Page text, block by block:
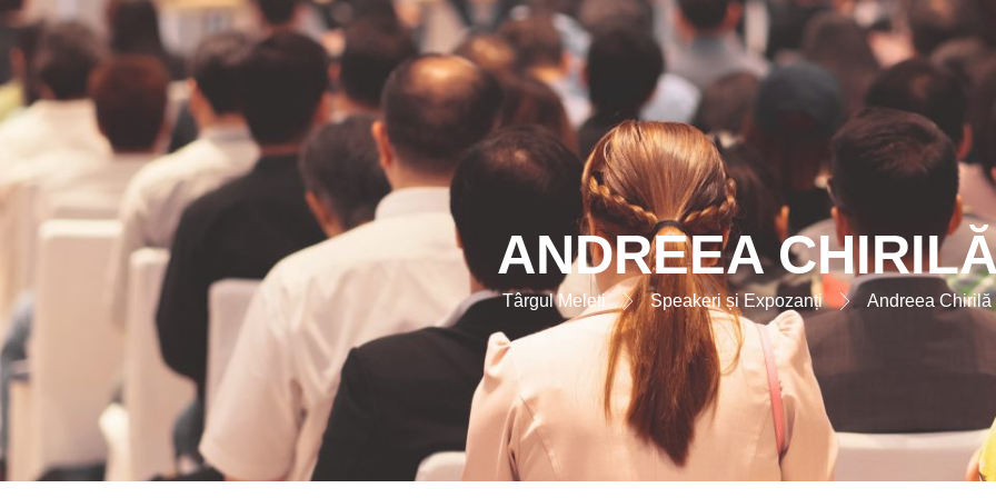
ANDREEA
Târgul Meleti Speakeri și Expozanți Andreea Chirilă